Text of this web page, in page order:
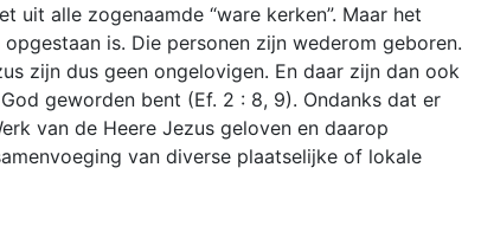
alle zogenaamde “ware kerken”. Maar het
is. Die personen zijn wederom geboren.
zijn dus geen ongelovigen. En daar zijn dan ook
geworden bent (Ef. 2 : 8, 9). Ondanks dat er
van de Heere Jezus geloven en daarop
van diverse plaatselijke of lokale